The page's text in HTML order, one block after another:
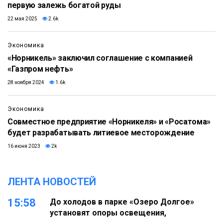
первую залежь богатой руды
22 мая 2025 2.6k
Экономика
«Норникель» заключил соглашение с компанией
«Газпром нефть»
28 ноября 2024 1.6k
Экономика
Совместное предприятие «Норникеля» и «Росатома»
будет разрабатывать литиевое месторождение
16 июня 2023 2k
ЛЕНТА НОВОСТЕЙ
15:58
До холодов в парке «Озеро Долгое»
установят опоры освещения,